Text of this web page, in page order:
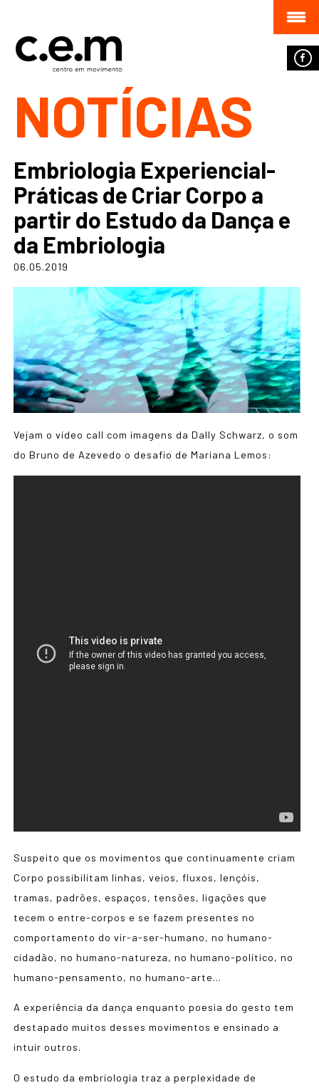
NOTÍCIAS
Embriologia Experiencial-
Práticas de Criar Corpo a
partir do Estudo da Dança e
da Embriologia
06.05.2019
Vejam o vídeo call com imagens da Dally Schwarz, o som
do Bruno de Azevedo o desafio de Mariana Lemos:
Suspeito que os movimentos que continuamente criam
Corpo possibilitam linhas, veios, fluxos, lençóis,
tramas, padrões, espaços, tensões, ligações que
tecem o entre-corpos e se fazem presentes no
comportamento do vir-a-ser-humano, no humano-
cidadão, no humano-natureza, no humano-político, no
humano-pensamento, no humano-arte…
A experiência da dança enquanto poesia do gesto tem
destapado muitos desses movimentos e ensinado a
intuir outros.
O estudo da embriologia traz a perplexidade de